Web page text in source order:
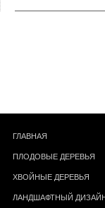
ГЛАВНАЯ
ПЛОДОВЫЕ ДЕРЕВЬЯ
ХВОЙНЫЕ ДЕРЕВЬЯ
ЛАНДШАФТНЫЙ